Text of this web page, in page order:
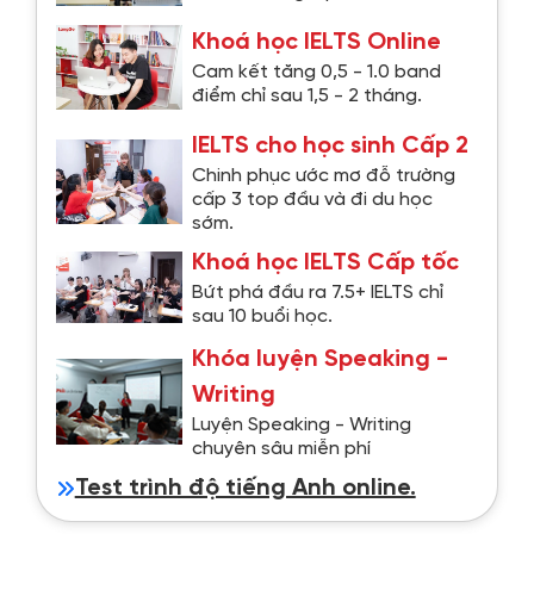
Khoá học IELTS Online
Cam kết tăng 0,5 - 1.0 band
điểm chỉ sau 1,5 - 2 tháng.
IELTS cho học sinh Cấp 2
Chinh phục ước mơ đỗ trường
cấp 3 top đầu và đi du học
sớm.
Khoá học IELTS Cấp tốc
Bứt phá đầu ra 7.5+ IELTS chỉ
sau 10 buổi học.
Khóa luyện Speaking -
Writing
Luyện Speaking - Writing
chuyên sâu miễn phí
Test trình độ tiếng Anh online.